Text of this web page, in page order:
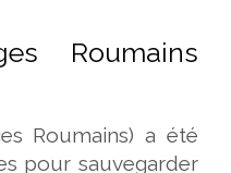
Roumains
Roumains) a été
pour sauvegarder